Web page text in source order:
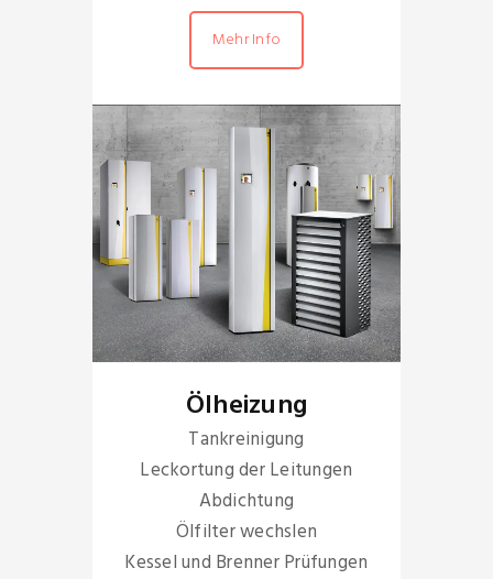
Mehr Info
Ölheizung
Tankreinigung
Leckortung der Leitungen
Abdichtung
Ölfilter wechslen
Kessel und Brenner Prüfungen